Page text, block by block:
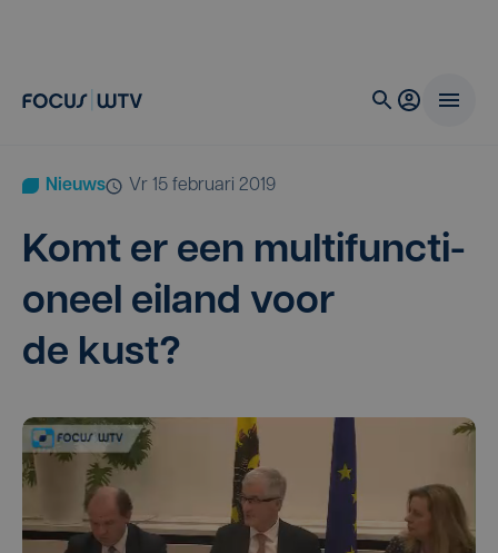
Nieuws vr 15 februari 2019
Komt er een mul­ti­func­ti­
o­neel eiland voor
de kust?